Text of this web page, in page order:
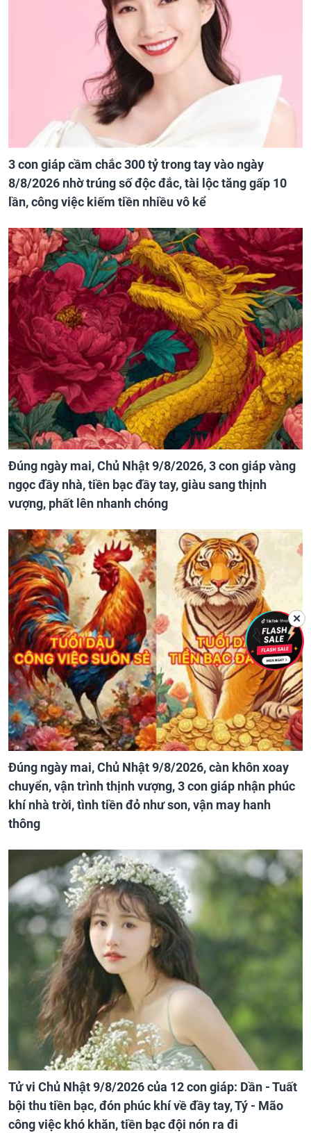
3 con giáp cầm chắc 300 tỷ trong tay vào ngày
8/8/2026 nhờ trúng số độc đắc, tài lộc tăng gấp 10
lần, công việc kiếm tiền nhiều vô kể
Đúng ngày mai, Chủ Nhật 9/8/2026, 3 con giáp vàng
ngọc đầy nhà, tiền bạc đầy tay, giàu sang thịnh
vượng, phất lên nhanh chóng
Đúng ngày mai, Chủ Nhật 9/8/2026, càn khôn xoay
chuyển, vận trình thịnh vượng, 3 con giáp nhận phúc
khí nhà trời, tình tiền đỏ như son, vận may hanh
thông
Tử vi Chủ Nhật 9/8/2026 của 12 con giáp: Dần - Tuất
bội thu tiền bạc, đón phúc khí về đầy tay, Tý - Mão
công việc khó khăn, tiền bạc đội nón ra đi
✕